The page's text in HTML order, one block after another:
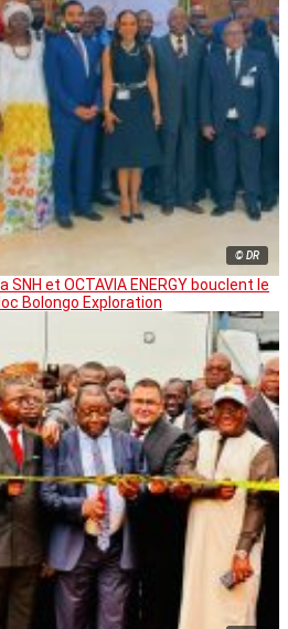
© DR
SNH et OCTAVIA ENERGY bouclent le
Bolongo Exploration